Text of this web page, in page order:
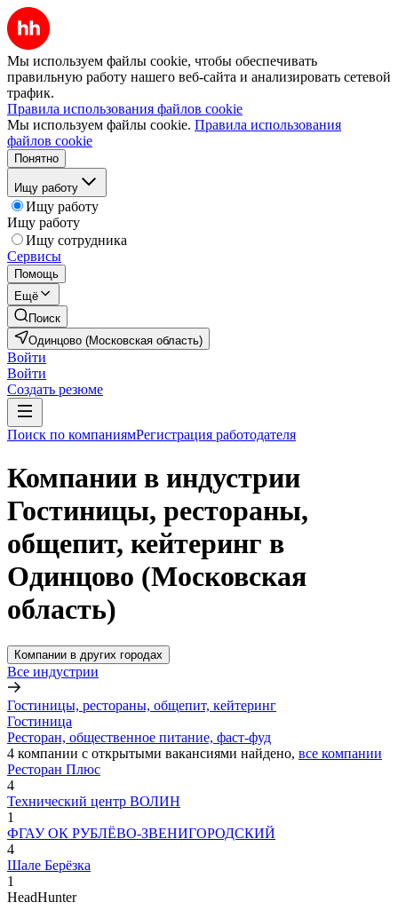
Мы используем файлы cookie, чтобы обеспечивать
правильную работу нашего веб-сайта и анализировать сетевой
трафик.
Правила использования файлов cookie
Мы используем файлы cookie. Правила использования
файлов cookie
Понятно
Ищу работу
Ищу работу
Ищу работу
Ищу сотрудника
Сервисы
Помощь
Ещё
Поиск
Одинцово (Московская область)
Войти
Войти
Создать резюме
Поиск по компаниямРегистрация работодателя
Компании в индустрии
Гостиницы, рестораны,
общепит, кейтеринг в
Одинцово (Московская
область)
Компании в других городах
Все индустрии
Гостиницы, рестораны, общепит, кейтеринг
Гостиница
Ресторан, общественное питание, фаст-фуд
4 компании с открытыми вакансиями найдено, все компании
Ресторан Плюс
4
Технический центр ВОЛИН
1
ФГАУ ОК РУБЛЁВО-ЗВЕНИГОРОДСКИЙ
4
Шале Берёзка
1
HeadHunter